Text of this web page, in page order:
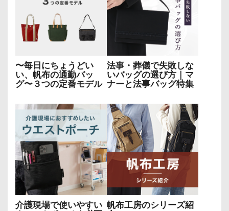
〜毎日にちょうどい
い、帆布の通勤バッ
グ〜３つの定番モデル
法事・葬儀で失敗しな
いバッグの選び方｜マ
ナーと法事バッグ特集
介護現場で使いやすい 帆布工房のシリーズ紹